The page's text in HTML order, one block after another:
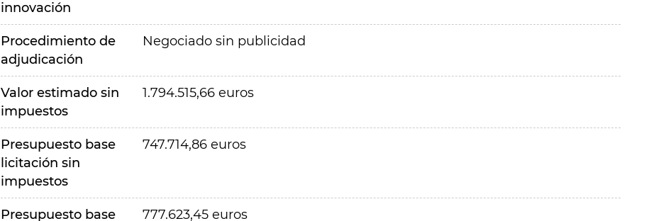
innovación
Procedimiento de
adjudicación
Negociado sin publicidad
Valor estimado sin
impuestos
1.794.515,66 euros
Presupuesto base
licitación sin
impuestos
747.714,86 euros
Presupuesto base
777.623,45 euros